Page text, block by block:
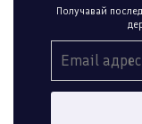
Получавай